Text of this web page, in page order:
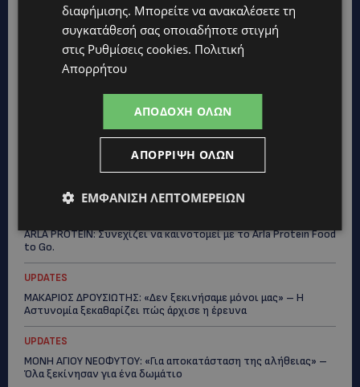
UPDATES
ΔΗΜΟΣ ΛΑΤΣΙΩΝ – ΓΕΡΙΟΥ: Πάνω από 8.000 υπογραφές κατά
των Δομών Ανηλίκων – Ζητούν γραπτή δέσμευση από το
ΑΓΙΟΣ ΙΩΑΝΝΗΣ ΠΙΤΣΙΛΙΑΣ: Ξανανοίγει η πισίνα του χωριού –
Μια ανάσα δροσιάς για κατοίκους και επισκέπτες
ΕΛΕΝΑ ΠΑΠΑΔΟΠΟΥΛΟΥ: Από τη σκηνή στην Αντιπροεδρία του
ARLA PROTEIN: Συνεχίζει να καινοτομεί με το Arla Protein Food
to Go.
UPDATES
ΜΑΚΑΡΙΟΣ ΔΡΟΥΣΙΩΤΗΣ: «Δεν ξεκινήσαμε μόνοι μας» – Η
Αστυνομία ξεκαθαρίζει πώς άρχισε η έρευνα
UPDATES
ΜΟΝΗ ΑΓΙΟΥ ΝΕΟΦΥΤΟΥ: «Για αποκατάσταση της αλήθειας» –
Όλα ξεκίνησαν για ένα δωμάτιο
διαφήμισης. Μπορείτε να ανακαλέσετε τη
συγκατάθεσή σας οποιαδήποτε στιγμή
στις Ρυθμίσεις cookies. Πολιτική
Απορρήτου
ΑΠΟΔΟΧΉ ΌΛΩΝ
ΑΠΌΡΡΙΨΗ ΌΛΩΝ
ΕΜΦΆΝΙΣΗ ΛΕΠΤΟΜΕΡΕΙΏΝ